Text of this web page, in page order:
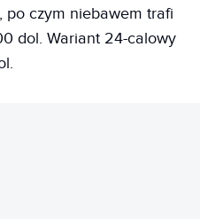
po czym niebawem trafi
dol. Wariant 24-calowy